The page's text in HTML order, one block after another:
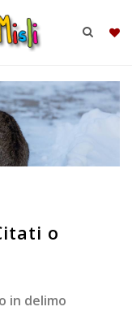
o
in delimo